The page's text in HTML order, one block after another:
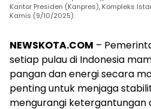
Kantor Presiden (Kanpres), Kompleks
Kamis (9/10/2025).
NEWSKOTA.COM –
setiap pulau di Indonesia
pangan dan energi secara
penting untuk menjaga
mengurangi ketergantungan